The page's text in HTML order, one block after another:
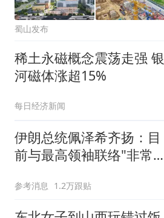
蜀山发布
稀土永磁概念震荡走强 银
河磁体涨超15%
每日经济新闻
伊朗总统佩泽希齐扬：目
前与最高领袖联络"非常困
参考消息 1.2万跟贴